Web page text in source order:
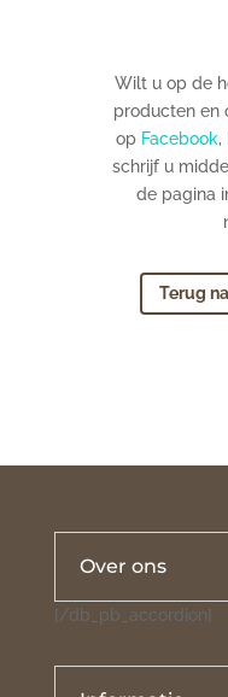
Wilt u op de
producten en
op Facebook,
schrijf u
de pagina
Terug
Over ons
[/db_pb_accordion]